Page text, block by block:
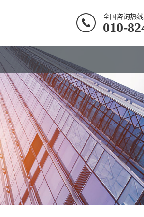
全国咨询热线
010-